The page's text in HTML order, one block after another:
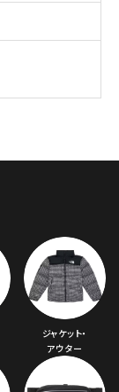
ブラックスウェット
ジャケット・
アウター